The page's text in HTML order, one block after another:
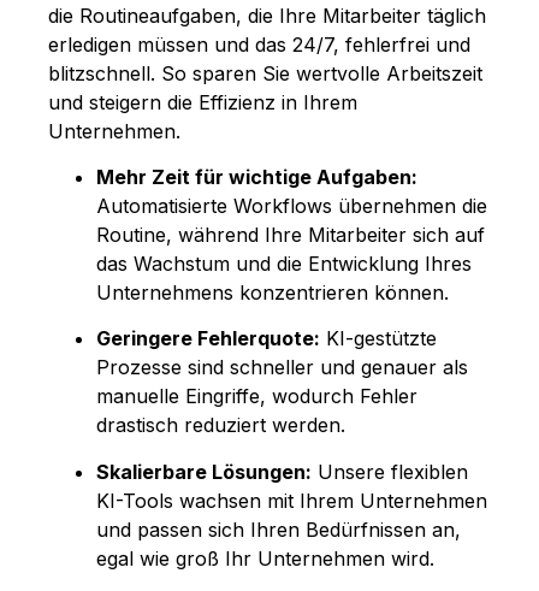
die Routineaufgaben, die Ihre Mitarbeiter täglich
erledigen müssen und das 24/7, fehlerfrei und
blitzschnell. So sparen Sie wertvolle Arbeitszeit
und steigern die Effizienz in Ihrem
Unternehmen.
Mehr Zeit für wichtige Aufgaben:
Automatisierte Workflows übernehmen die
Routine, während Ihre Mitarbeiter sich auf
das Wachstum und die Entwicklung Ihres
Unternehmens konzentrieren können.
Geringere Fehlerquote: KI-gestützte
Prozesse sind schneller und genauer als
manuelle Eingriffe, wodurch Fehler
drastisch reduziert werden.
Skalierbare Lösungen: Unsere flexiblen
KI-Tools wachsen mit Ihrem Unternehmen
und passen sich Ihren Bedürfnissen an,
egal wie groß Ihr Unternehmen wird.